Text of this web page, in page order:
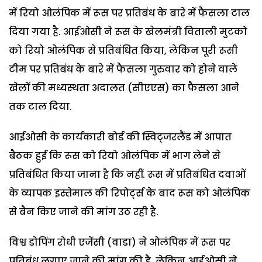
में रियो ओलंपिक में रूस पर प्रतिबंध के बारे में फैसला टाल
दिया गया है. आईओसी ने रूस के खेलमंत्री विताली मुटको
को रियो ओलंपिक से प्रतिबंधित किया, लेकिन पूरी रूसी
टीम पर प्रतिबंध के बारे में फैसला गुरुवार को होने वाले
खेलों की मध्यस्थता अदालत (सीएएस) का फैसला आने
तक टाल दिया.
आईओसी के कार्यकारी बोर्ड की स्विट्जरलैंड में आपात
बैठक हुई कि रूस को रियो ओलंपिक में भाग लेने से
प्रतिबंधित किया जाना है कि नहीं. रूस में प्रतिबंधित दवाओं
के व्यापक इस्तेमाल की रिपोर्ट्स के बाद रूस को ओलंपिक
से बैन किए जाने की मांग उठ रही है.
विश्व डोपिंग रोधी एजेंसी (वाडा) ने ओलंपिक में रूस पर